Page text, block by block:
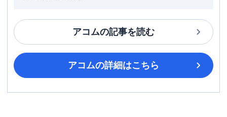
アコムの記事を読む
アコムの詳細はこちら